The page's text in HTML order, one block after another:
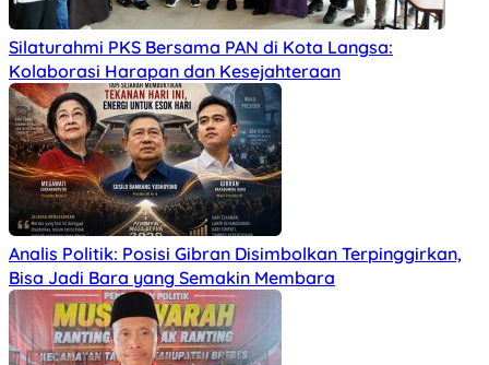
Silaturahmi PKS Bersama PAN di Kota Langsa:
Kolaborasi Harapan dan Kesejahteraan
Analis Politik: Posisi Gibran Disimbolkan Terpinggirkan,
Bisa Jadi Bara yang Semakin Membara